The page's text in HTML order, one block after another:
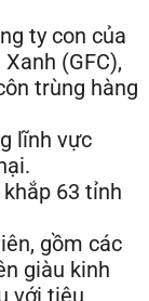
ty con của
(GFC),
trùng hàng
lĩnh vực
63 tỉnh
gồm các
giàu kinh
với tiêu